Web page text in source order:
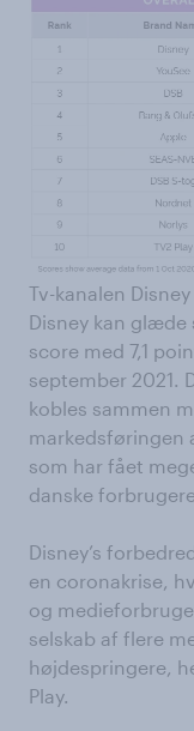
Tv-kanalen
Disney kan glæde
score med 7,1
september 2021.
kobles sammen
markedsføringen
som har fået
danske forbrugere.
Disney’s
en coronakrise,
og
selskab af flere
højdespringere,
Play.